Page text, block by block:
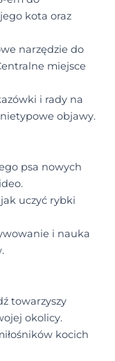
kota oraz
narzędzie do
miejsce
i rady na
objawy.
psa nowych
uczyć rybki
i nauka
towarzyszy
okolicy.
kocich